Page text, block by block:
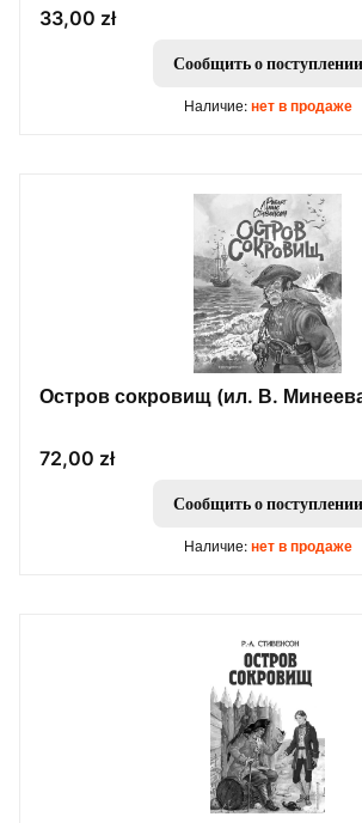
Цена
33,00 zł
Сообщить о поступлении
Наличие: нет в продаже
Остров сокровищ (ил. В.
Цена
72,00 zł
Сообщить о поступлении
Наличие: нет в продаже